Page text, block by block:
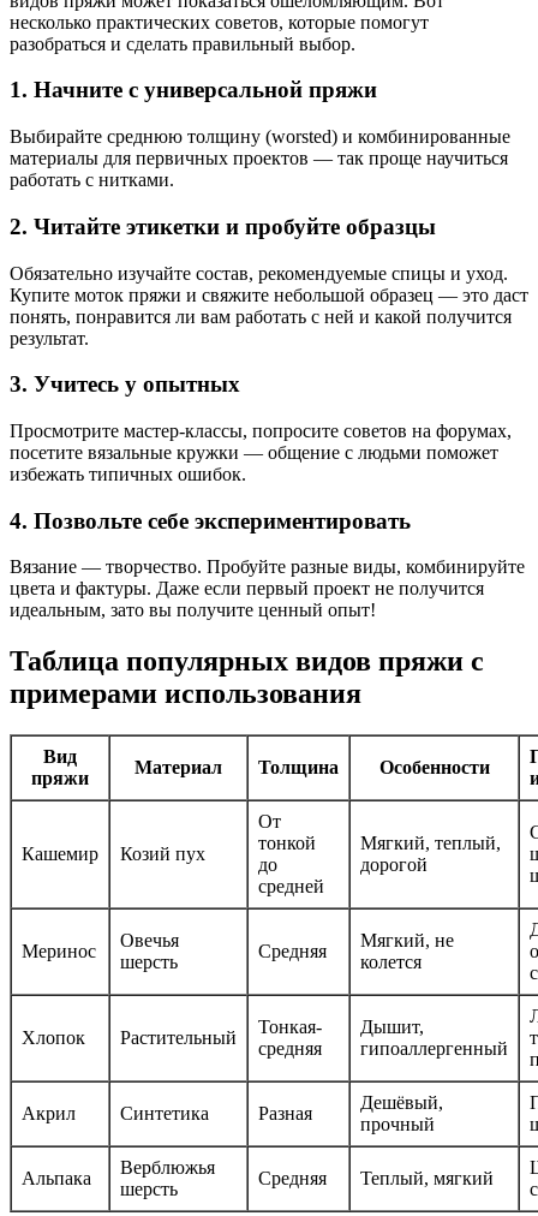
несколько практических советов, которые помогут
разобраться и сделать правильный выбор.
1. Начните с универсальной пряжи
Выбирайте среднюю толщину (worsted) и комбинированные
материалы для первичных проектов — так проще научиться
работать с нитками.
2. Читайте этикетки и пробуйте образцы
Обязательно изучайте состав, рекомендуемые спицы и уход.
Купите моток пряжи и свяжите небольшой образец — это даст
понять, понравится ли вам работать с ней и какой получится
результат.
3. Учитесь у опытных
Просмотрите мастер-классы, попросите советов на форумах,
посетите вязальные кружки — общение с людьми поможет
избежать типичных ошибок.
4. Позвольте себе экспериментировать
Вязание — творчество. Пробуйте разные виды, комбинируйте
цвета и фактуры. Даже если первый проект не получится
идеальным, зато вы получите ценный опыт!
Таблица популярных видов пряжи с
примерами использования
Вид
пряжи
Материал Толщина Особенности
Кашемир Козий пух
От
тонкой
до
средней
Мягкий, теплый,
дорогой
Меринос
Овечья
шерсть
Средняя
Мягкий, не
колется
Хлопок Растительный
Тонкая-
средняя
Дышит,
гипоаллергенный
Акрил Синтетика Разная
Дешёвый,
прочный
Альпака
Верблюжья
шерсть
Средняя Теплый, мягкий